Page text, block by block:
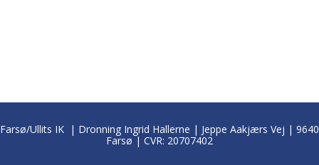
Farsø/Ullits IK | Dronning Ingrid Hallerne | Jeppe Aakjærs Vej | 9640
Farsø | CVR: 20707402